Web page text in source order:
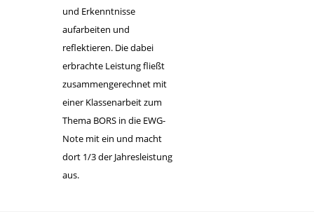
und Erkenntnisse
aufarbeiten und
reflektieren. Die dabei
erbrachte Leistung fließt
zusammengerechnet mit
einer Klassenarbeit zum
Thema BORS in die EWG-
Note mit ein und macht
dort 1/3 der Jahresleistung
aus.